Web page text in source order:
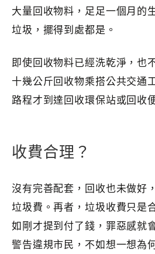
大量回收物料，足足一個月的
垃圾，擺得到處都是。
即使回收物料已經洗乾淨，也
十幾公斤回收物乘搭公共交通
路程才到達回收環保站或回收
收費合理？
沒有完善配套，回收也未做好
垃圾費。再者，垃圾收費只是
如剛才提到付了錢，罪惡感就
警告違規市民，不如想一想為